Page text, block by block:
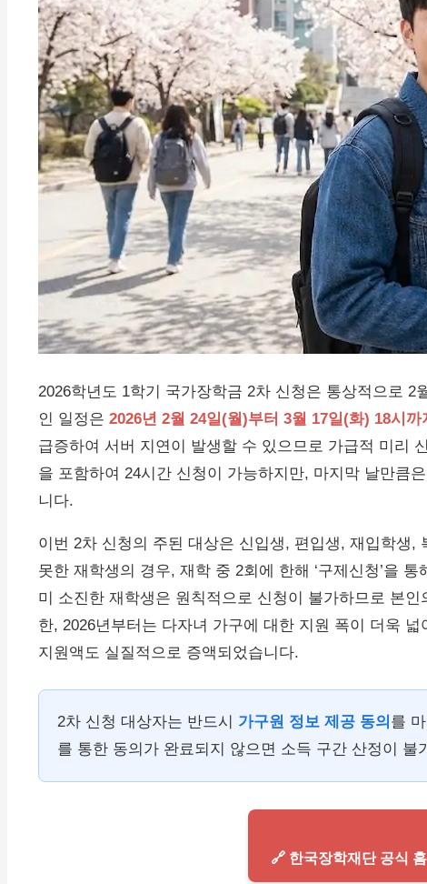
2026학년도 1학기 국가장학금 2차 신청은 통상적으로
인 일정은 2026년 2월 24일(월)부터 3월 17일(화) 18시까
급증하여 서버 지연이 발생할 수 있으므로 가급적 미리
을 포함하여 24시간 신청이 가능하지만, 마지막 날만큼
니다.
이번 2차 신청의 주된 대상은 신입생, 편입생, 재입학생,
못한 재학생의 경우, 재학 중 2회에 한해 ‘구제신청’을
미 소진한 재학생은 원칙적으로 신청이 불가하므로 본
한, 2026년부터는 다자녀 가구에 대한 지원 폭이 더욱
지원액도 실질적으로 증액되었습니다.
2차 신청 대상자는 반드시 가구원 정보 제공 동의 를
를 통한 동의가 완료되지 않으면 소득 구간 산정이
🔗 한국장학재단 공식